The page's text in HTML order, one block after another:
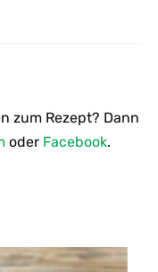
zum Rezept? Dann
oder Facebook.